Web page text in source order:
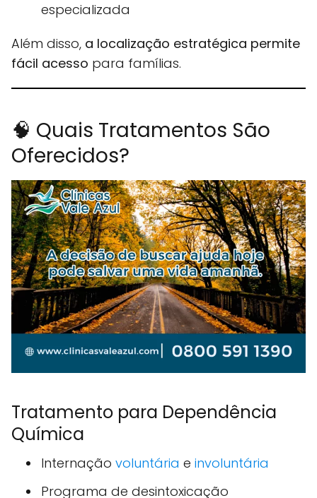
especializada
Além disso, a localização estratégica permite
fácil acesso para famílias.
🧠 Quais Tratamentos São
Oferecidos?
Tratamento para Dependência
Química
Internação voluntária e involuntária
Programa de desintoxicação